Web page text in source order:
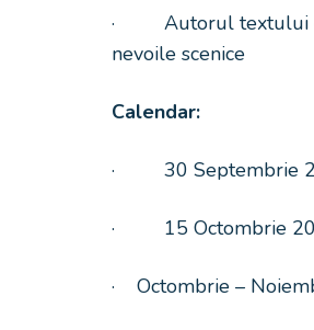
· Autorul textului
nevoile scenice
Calendar:
· 30 Septembrie
· 15 Octombrie
· Octombrie –